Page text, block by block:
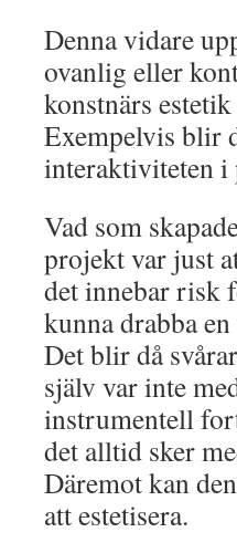
Denna vidare
ovanlig eller
konstnärs
Exempelvis blir
interaktiviteten i
Vad som
projekt var just
det innebar risk
kunna drabba
Det blir då
själv var inte
instrumentell
det alltid sker
Däremot kan
att estetisera.